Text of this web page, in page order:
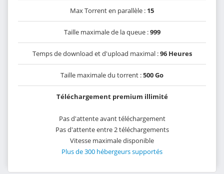
Max Torrent en parallèle : 15
Taille maximale de la queue :999
Temps de download et d'upload maximal :96 Heures
Taille maximale du torrent :500 Go
Téléchargement premium illimité
Pas d'attente avant téléchargement
Pas d'attente entre 2 téléchargements
Vitesse maximale disponible
Plus de 300 hébergeurs supportés